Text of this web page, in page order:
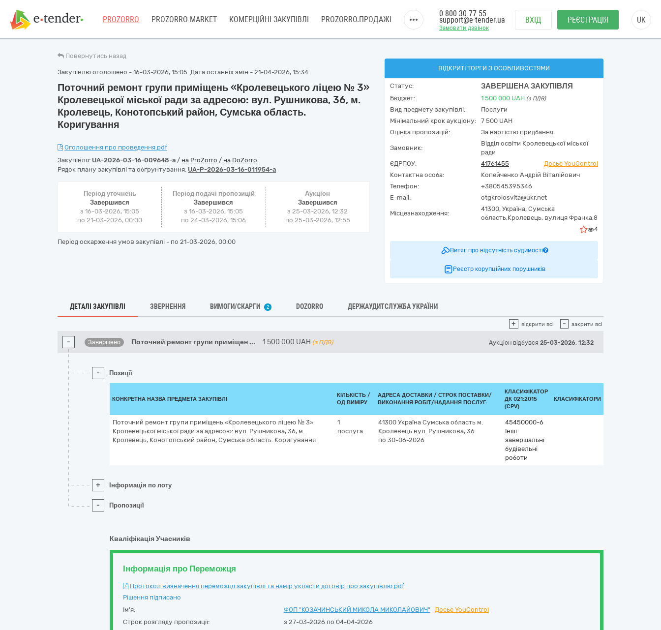
PROZORRO PROZORRO MARKET КОМЕРЦІЙНІ ЗАКУПІВЛІ PROZORRO.ПРОДАЖІ
Замовити дзвінок
0 800 30 77 55
support@e-tender.ua ВХІД РЕЄСТРАЦІЯ UK
Повернутись назад
Закупівлю оголошено - 16-03-2026, 15:05. Дата останніх змін - 21-04-2026, 15:34
Поточний ремонт групи приміщень «Кролевецького ліцею № 3»
Кролевецької міської ради за адресою: вул. Рушникова, 36, м.
Кролевець, Конотопський район, Сумська область.
Коригування
Оголошення про проведення.pdf
Закупівля: UA-2026-03-16-009648-a / на ProZorro / на DoZorro
Рядок плану закупівлі та обґрунтування: UA-P-2026-03-16-011954-a
Період уточнень
Завершився
з 16-03-2026, 15:05
по 21-03-2026, 00:00
Період подачі пропозицій
Завершився
з 16-03-2026, 15:05
по 24-03-2026, 15:06
Аукціон
Завершився
з25-03-2026, 12:32
по 25-03-2026, 12:55
Період оскарження умов закупівлі - по 21-03-2026, 00:00
ВІДКРИТІ ТОРГИ З ОСОБЛИВОСТЯМИ
Статус: ЗАВЕРШЕНА ЗАКУПІВЛЯ
Бюджет: 1 500 000 UAH (з ПДВ)
Вид предмету закупівлі:
Послуги
Мінімальний крок аукціону:
7 500 UAH
Оцінка пропозицій:
За вартістю придбання
Замовник:
Відділ освіти Кролевецької міської
ради
ЄДРПОУ:
41761455
Досьє YouControl
Контактна особа:
Копейченко Андрій Віталійович
Телефон:
+380545395346
E-mail:
otgkrolosvita@ukr.net
Місцезнаходження:
41300, Україна, Сумська
область,Кролевець, вулиця Франка,8
4
Витяг про відсутність судимості
Реєстр корупційних порушників
ДЕТАЛІ ЗАКУПІВЛІ ЗВЕРНЕННЯ ВИМОГИ/СКАРГИ 2 DOZORRO ДЕРЖАУДИТСЛУЖБА УКРАЇНИ
+ відкрити всі - закрити всі
- Завершено Поточний ремонт групи приміщен ... 1 500 000 UAH (з ПДВ) Аукціон відбувся 25-03-2026, 12:32
- Позиції
КОНКРЕТНА НАЗВА ПРЕДМЕТА ЗАКУПІВЛІ
КІЛЬКІСТЬ /
ОД.ВИМІРУ
АДРЕСА ДОСТАВКИ / СТРОК ПОСТАВКИ/
ВИКОНАННЯ РОБІТ/НАДАННЯ ПОСЛУГ:
КЛАСИФІКАТОР
ДК 021:2015
(CPV)
КЛАСИФІКАТОРИ
Поточний ремонт групи приміщень «Кролевецького ліцею № 3»
Кролевецької міської ради за адресою: вул. Рушникова, 36, м.
Кролевець, Конотопський район, Сумська область. Коригування
1
послуга
41300 Україна Сумська область м.
Кролевець вул. Рушникова, 36
по 30-06-2026
45450000-6
Інші
завершальні
будівельні
роботи
+ Інформація по лоту
- Пропозиції
Кваліфікація Учасників
Інформація про Переможця
Протокол визначення переможця закупівлі та намір укласти договір про закупівлю.pdf
Рішення підписано
Ім'я:
ФОП "КОЗАЧИНСЬКИЙ МИКОЛА МИКОЛАЙОВИЧ"
Досьє YouControl
Строк розгляду пропозиції:
з 27-03-2026 по 04-04-2026